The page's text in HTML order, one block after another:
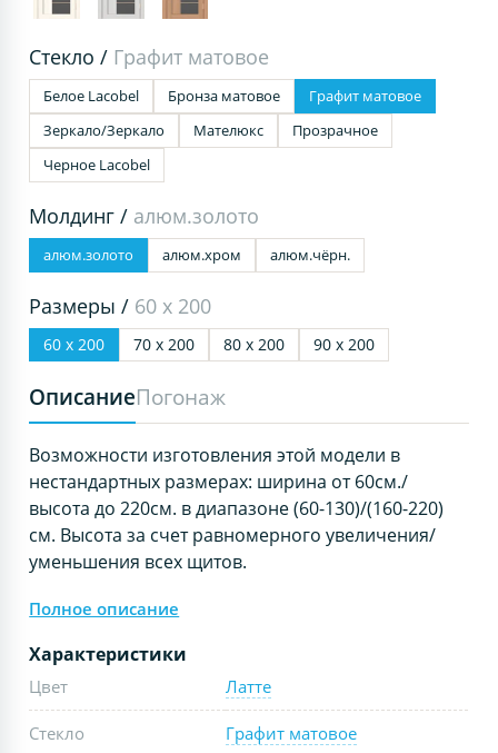
Стекло / Графит матовое
Белое Lacobel Бронза матовое
Графит матовое
Зеркало/Зеркало
Мателюкс
Прозрачное
Черное Lacobel
Молдинг / алюм.золото
алюм.золото алюм.хром алюм.чёрн.
Размеры / 60 х 200
60 х 200 70 х 200 80 х 200 90 х 200
ОписаниеПогонаж
Возможности изготовления этой модели в
нестандартных размерах: ширина от 60см./
высота до 220см. в диапазоне (60-130)/(160-220)
см. Высота за счет равномерного увеличения/
уменьшения всех щитов.
Полное описание
Характеристики
Цвет Латте
Стекло Графит матовое